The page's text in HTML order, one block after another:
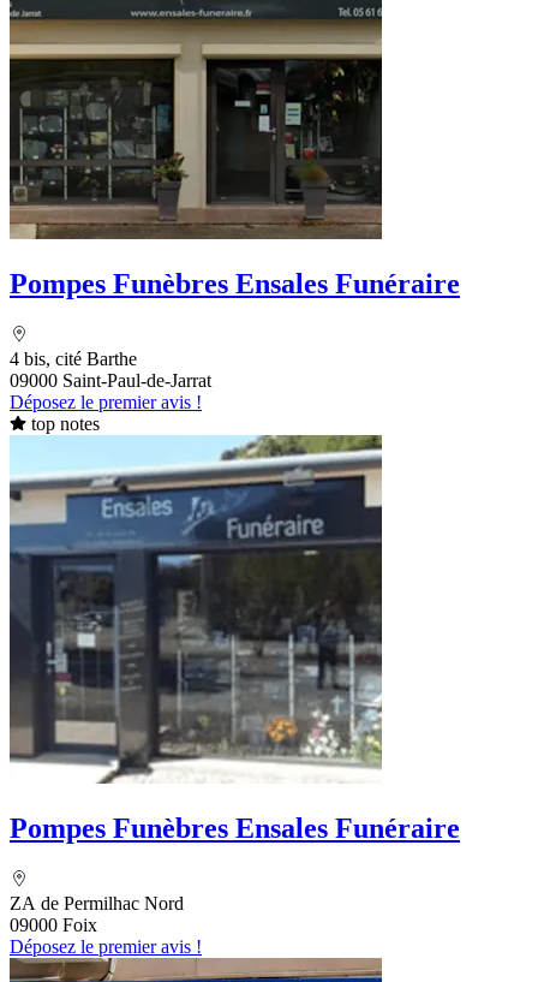
Pompes Funèbres Ensales Funéraire
4 bis, cité Barthe
09000 Saint-Paul-de-Jarrat
Déposez le premier avis !
top notes
Pompes Funèbres Ensales Funéraire
ZA de Permilhac Nord
09000 Foix
Déposez le premier avis !